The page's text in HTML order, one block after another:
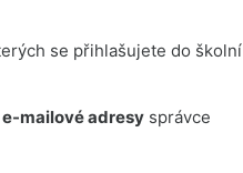
se přihlašujete do školní
mailové adresy správce